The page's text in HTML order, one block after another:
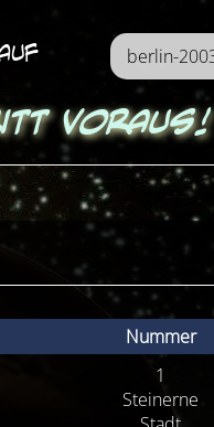
voraus!
Nummer
1
Steinerne